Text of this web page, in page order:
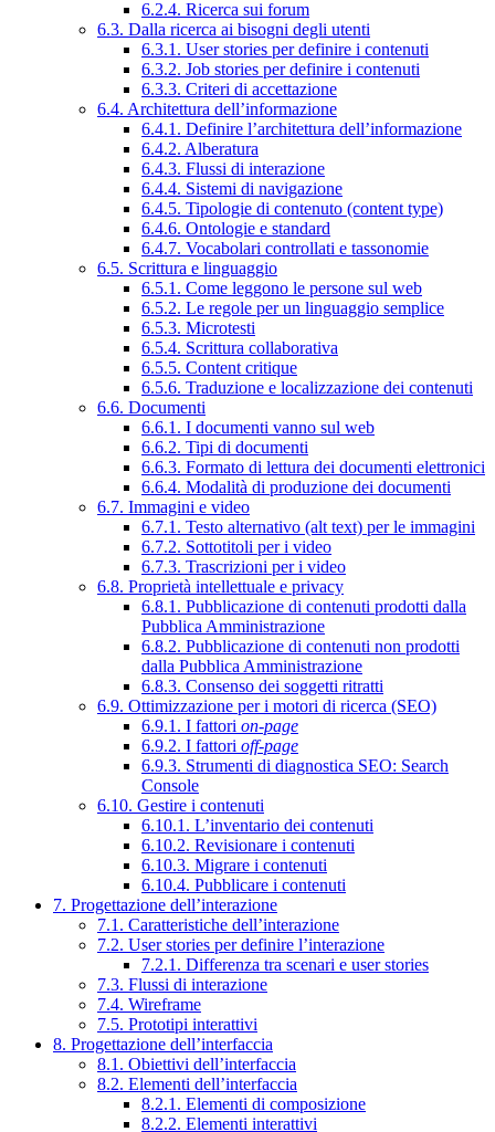
6.2.4. Ricerca sui forum
6.3. Dalla ricerca ai bisogni degli utenti
6.3.1. User stories per definire i contenuti
6.3.2. Job stories per definire i contenuti
6.3.3. Criteri di accettazione
6.4. Architettura dell’informazione
6.4.1. Definire l’architettura dell’informazione
6.4.2. Alberatura
6.4.3. Flussi di interazione
6.4.4. Sistemi di navigazione
6.4.5. Tipologie di contenuto (content type)
6.4.6. Ontologie e standard
6.4.7. Vocabolari controllati e tassonomie
6.5. Scrittura e linguaggio
6.5.1. Come leggono le persone sul web
6.5.2. Le regole per un linguaggio semplice
6.5.3. Microtesti
6.5.4. Scrittura collaborativa
6.5.5. Content critique
6.5.6. Traduzione e localizzazione dei contenuti
6.6. Documenti
6.6.1. I documenti vanno sul web
6.6.2. Tipi di documenti
6.6.3. Formato di lettura dei documenti elettronici
6.6.4. Modalità di produzione dei documenti
6.7. Immagini e video
6.7.1. Testo alternativo (alt text) per le immagini
6.7.2. Sottotitoli per i video
6.7.3. Trascrizioni per i video
6.8. Proprietà intellettuale e privacy
6.8.1. Pubblicazione di contenuti prodotti dalla
Pubblica Amministrazione
6.8.2. Pubblicazione di contenuti non prodotti
dalla Pubblica Amministrazione
6.8.3. Consenso dei soggetti ritratti
6.9. Ottimizzazione per i motori di ricerca (SEO)
6.9.1. I fattori on-page
6.9.2. I fattori off-page
6.9.3. Strumenti di diagnostica SEO: Search
Console
6.10. Gestire i contenuti
6.10.1. L’inventario dei contenuti
6.10.2. Revisionare i contenuti
6.10.3. Migrare i contenuti
6.10.4. Pubblicare i contenuti
7. Progettazione dell’interazione
7.1. Caratteristiche dell’interazione
7.2. User stories per definire l’interazione
7.2.1. Differenza tra scenari e user stories
7.3. Flussi di interazione
7.4. Wireframe
7.5. Prototipi interattivi
8. Progettazione dell’interfaccia
8.1. Obiettivi dell’interfaccia
8.2. Elementi dell’interfaccia
8.2.1. Elementi di composizione
8.2.2. Elementi interattivi